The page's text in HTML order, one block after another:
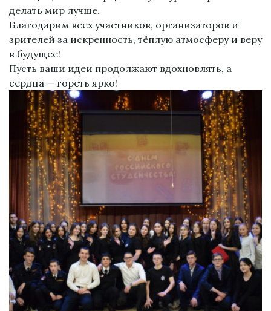
делать мир лучше.
Благодарим всех участников, организаторов и
зрителей за искренность, тёплую атмосферу и веру
в будущее!
Пусть ваши идеи продолжают вдохновлять, а
сердца — гореть ярко!